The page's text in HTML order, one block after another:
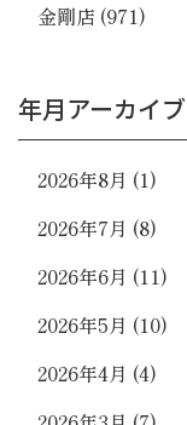
金剛店 (971)
年月アーカイブ
2026年8月 (1)
2026年7月 (8)
2026年6月 (11)
2026年5月 (10)
2026年4月 (4)